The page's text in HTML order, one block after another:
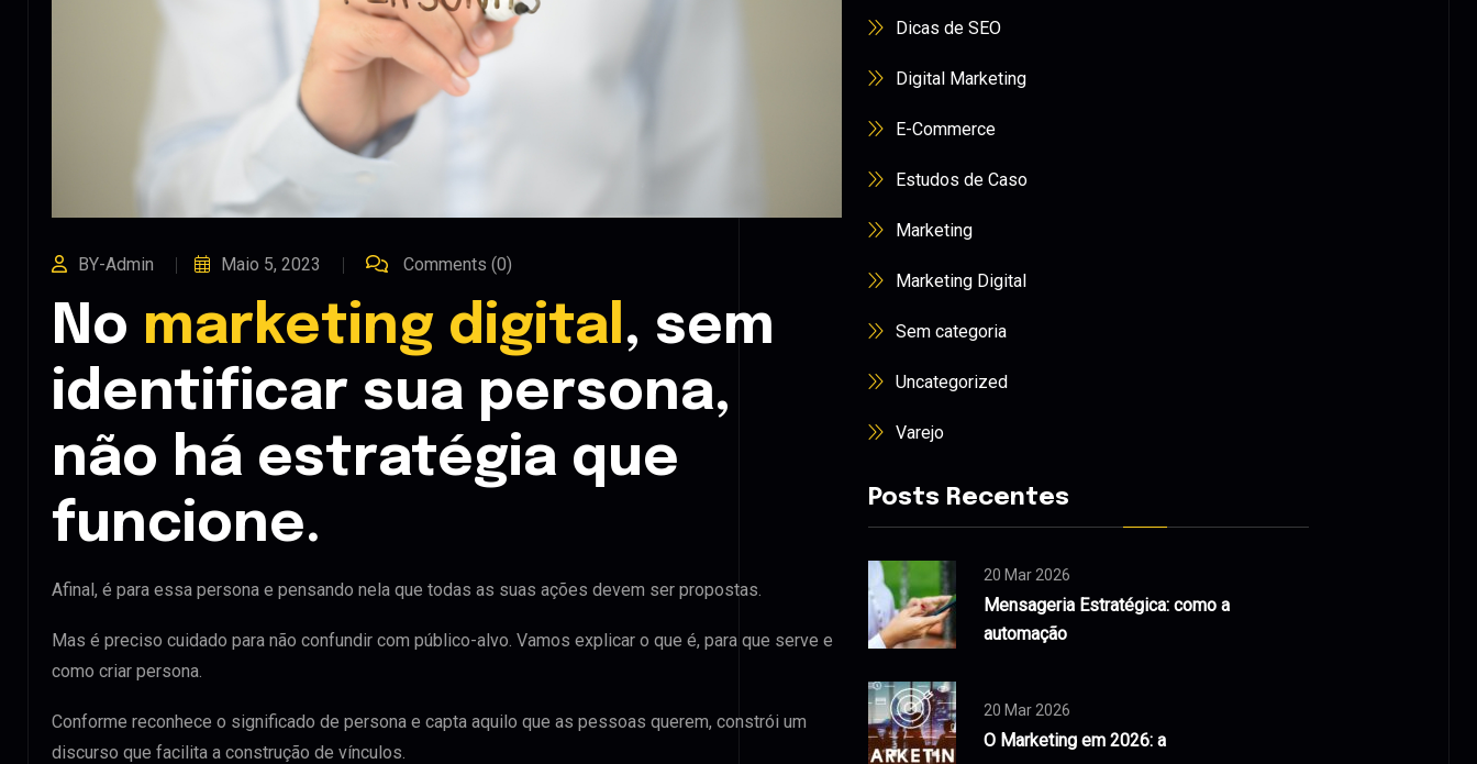
BY-Admin Maio 5, 2023 Comments (0)
No marketing digital, sem
identificar sua persona,
não há estratégia que
funcione.
Afinal, é para essa persona e pensando nela que todas as suas ações devem ser propostas.
Mas é preciso cuidado para não confundir com público-alvo. Vamos explicar o que é, para que serve e
como criar persona.
Conforme reconhece o significado de persona e capta aquilo que as pessoas querem, constrói um
discurso que facilita a construção de vínculos.
Dicas de SEO
Digital Marketing
E-Commerce
Estudos de Caso
Marketing
Marketing Digital
Sem categoria
Uncategorized
Varejo
Posts Recentes
20 Mar 2026
Mensageria Estratégica: como a
automação
20 Mar 2026
O Marketing em 2026: a